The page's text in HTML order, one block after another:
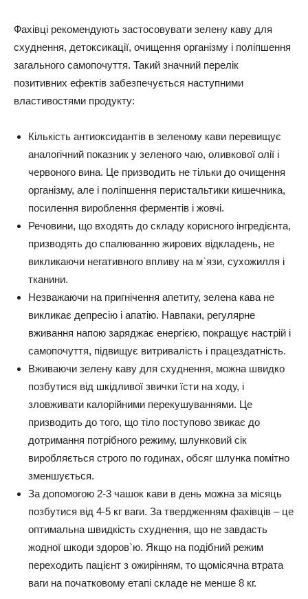
Фахівці рекомендують застосовувати зелену каву для
схуднення, детоксикації, очищення організму і поліпшення
загального самопочуття. Такий значний перелік
позитивних ефектів забезпечується наступними
властивостями продукту:
Кількість антиоксидантів в зеленому кави перевищує
аналогічний показник у зеленого чаю, оливкової олії і
червоного вина. Це призводить не тільки до очищення
організму, але і поліпшення перистальтики кишечника,
посилення вироблення ферментів і жовчі.
Речовини, що входять до складу корисного інгредієнта,
призводять до спалюванню жирових відкладень, не
викликаючи негативного впливу на м`язи, сухожилля і
тканини.
Незважаючи на пригнічення апетиту, зелена кава не
викликає депресію і апатію. Навпаки, регулярне
вживання напою заряджає енергією, покращує настрій і
самопочуття, підвищує витривалість і працездатність.
Вживаючи зелену каву для схуднення, можна швидко
позбутися від шкідливої звички їсти на ходу, і
зловживати калорійними перекушуваннями. Це
призводить до того, що тіло поступово звикає до
дотримання потрібного режиму, шлунковий сік
виробляється строго по годинах, обсяг шлунка помітно
зменшується.
За допомогою 2-3 чашок кави в день можна за місяць
позбутися від 4-5 кг ваги. За твердженням фахівців – це
оптимальна швидкість схуднення, що не завдасть
жодної шкоди здоров`ю. Якщо на подібний режим
переходить пацієнт з ожирінням, то щомісячна втрата
ваги на початковому етапі складе не менше 8 кг.